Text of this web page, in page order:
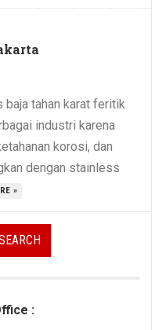
baja tahan karat feritik
industri karena
korosi, dan
dengan stainless
»
: